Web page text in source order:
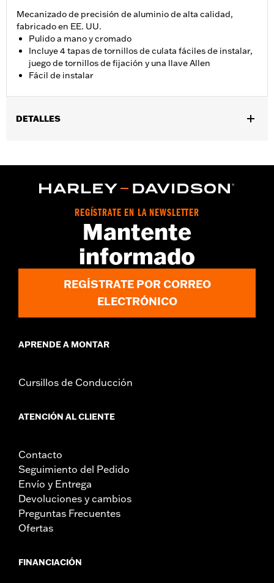
Mecanizado de precisión de aluminio de alta calidad,
fabricado en EE. UU.
Pulido a mano y cromado
Incluye 4 tapas de tornillos de culata fáciles de instalar,
juego de tornillos de fijación y una llave Allen
Fácil de instalar
DETALLES
Se vende por unidades:Par
tornillos de fijación y una llave Allen
REGÍSTRATE EN LA NEWSLETTER
Mantente
informado
REGÍSTRATE POR CORREO
ELECTRÓNICO
APRENDE A MONTAR
Cursillos de Conducción
ATENCIÓN AL CLIENTE
Contacto
Seguimiento del Pedido
Envío y Entrega
Devoluciones y cambios
Preguntas Frecuentes
Ofertas
FINANCIACIÓN